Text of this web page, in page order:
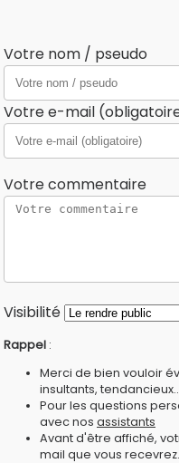
Votre nom / pseudo
Votre e-mail
Votre commentaire
Visibilité
Rappel :
Merci de bien vouloir
insultants,
Pour les questions
avec nos assistants
Avant d'être affiché,
mail que vous recevrez.